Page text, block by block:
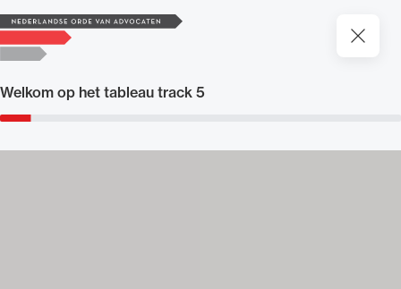
Naar de homepage
Welkom op het tableau track 5